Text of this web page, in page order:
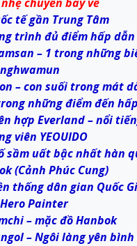
tế gần Trung Tâm
trình đủ điểm hấp dẫn
– 1 trong những
– con suối trong mát
những điểm đến
hợp Everland – nổi
viên YEOUIDO
sầm uất bậc nhất hàn
(Cảnh Phúc Cung)
thống dân gian Quốc
Painter
– mặc đồ Hanbok
– Ngôi làng yên